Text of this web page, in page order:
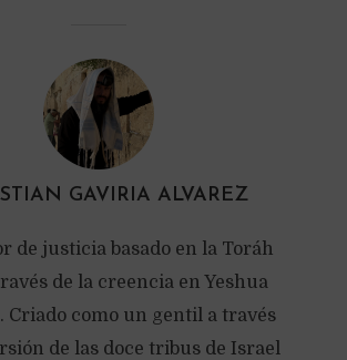
GAVIRIA ALVAREZ
de justicia basado en la Toráh
de la creencia en Yeshua
Criado como un gentil a través
de las doce tribus de Israel